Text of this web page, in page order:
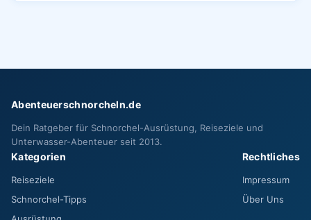
Abenteuerschnorcheln.de
Dein Ratgeber für Schnorchel-Ausrüstung, Reiseziele und
Unterwasser-Abenteuer seit 2013.
Kategorien
Reiseziele
Schnorchel-Tipps
Rechtliches
Impressum
Über Uns